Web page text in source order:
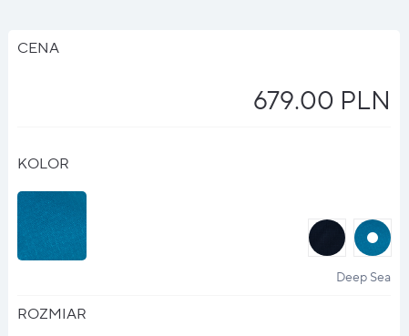
CENA
679.00 PLN
KOLOR
halo
halo
?
Deep Sea
ROZMIAR